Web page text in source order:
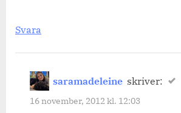
Svara
saramadeleine skriver:
16 november, 2012 kl. 12:03